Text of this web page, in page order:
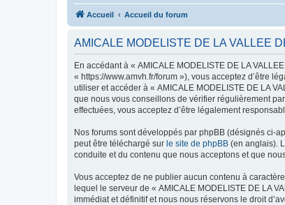
Accueil Accueil du forum
AMICALE MODELISTE DE LA VALLEE
En accédant à « AMICALE MODELISTE DE LA
« https://www.amvh.fr/forum »), vous acceptez d’être
utiliser et accéder à « AMICALE MODELISTE DE LA
que nous vous conseillons de vérifier régulièrement
effectuées, vous acceptez d’être légalement
Nos forums sont développés par phpBB (désignés ci-
peut être téléchargé sur le site de phpBB (en anglais).
conduite et du contenu que nous acceptons et que
Vous acceptez de ne publier aucun contenu à
lequel le serveur de « AMICALE MODELISTE DE LA
immédiat et définitif et nous nous réservons le droit